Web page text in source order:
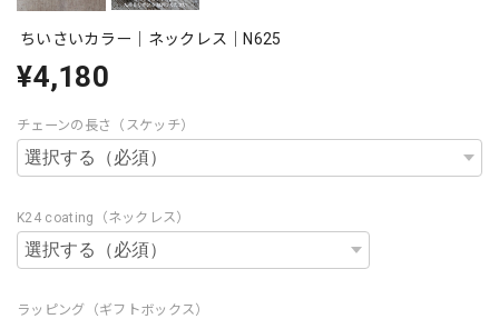
ちいさいカラー｜ネックレス｜N625
¥4,180
チェーンの長さ（スケッチ）
K24 coating（ネックレス）
ラッピング（ギフトボックス）